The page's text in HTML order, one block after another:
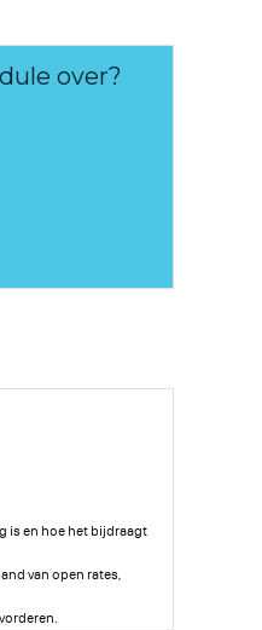
over?
is en hoe het bijdraagt
van open rates,